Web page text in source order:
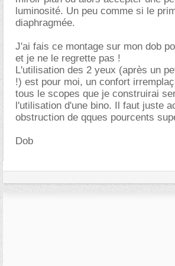
luminosité. Un peu comme si le
diaphragmée.
J'ai fais ce montage sur mon dob
et je ne le regrette pas !
L'utilisation des 2 yeux (après un
!) est pour moi, un confort
tous le scopes que je construirai
l'utilisation d'une bino. Il faut juste
obstruction de qques pourcents
Dob